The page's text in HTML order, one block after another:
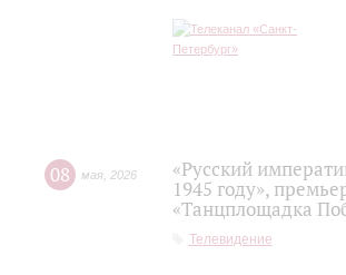
08 мая 2026
«Русский
1945 году»,
«Танцплощадка
Телевидение